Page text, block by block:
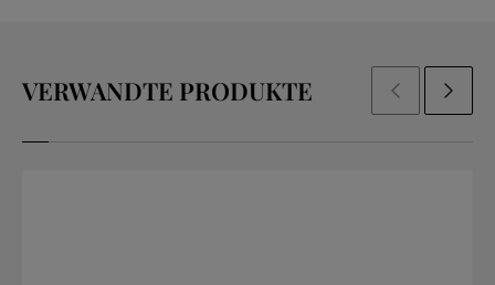
VERWANDTE PRODUKTE ZURÜCK